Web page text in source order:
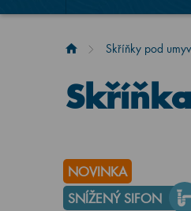
Skříňky pod
NOVINKA
SNÍŽENÝ SIFON